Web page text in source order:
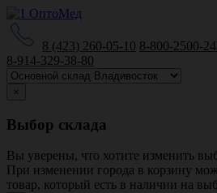
8 (423) 260-05-10 8-800-2500-
8-914-329-38-80
×
Выбор склада
Вы уверены, что хотите изменить
При изменении города в корзину
товар, который есть в наличии на